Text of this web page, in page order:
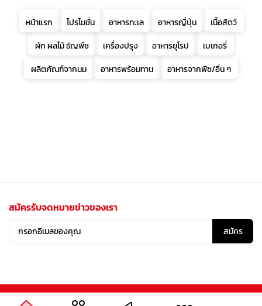
หน้าแรก โปรโมชั่น อาหารทะเล อาหารญี่ปุ่น
เนื้อสัตว์
ผัก ผลไม้ ธัญพืช
เครื่องปรุง อาหารยุโรป
เบเกอรี่
ผลิตภัณฑ์จากนม
อาหารพร้อมทาน อาหารจากพืช/อื่น ๆ
สมัครรับจดหมายข่าวของเรา
สมัคร